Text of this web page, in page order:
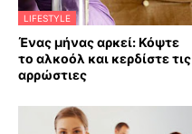
LIFESTYLE
Ένας μήνας αρκεί: Κόψτε
το αλκοόλ και κερδίστε τις
αρρώστιες